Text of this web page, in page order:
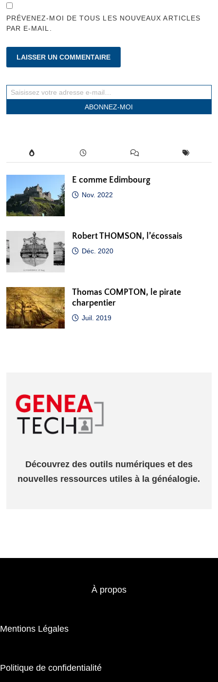
PRÉVENEZ-MOI DE TOUS LES NOUVEAUX ARTICLES
PAR E-MAIL.
Saisissez votre adresse e-mail…
ABONNEZ-MOI
E comme Edimbourg
Nov. 2022
Robert THOMSON, l’écossais
Déc. 2020
Thomas COMPTON, le pirate
charpentier
Juil. 2019
Découvrez des outils numériques et des
nouvelles ressources utiles à la généalogie.
À propos
Mentions Légales
Politique de confidentialité